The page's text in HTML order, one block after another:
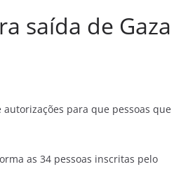
saída de Gaza
para que pessoas que
as 34 pessoas inscritas pelo